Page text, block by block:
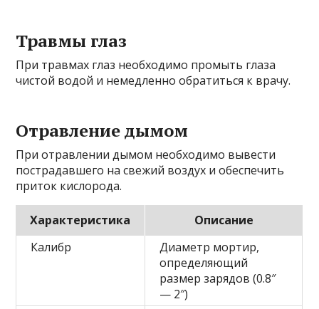
Травмы глаз
При травмах глаз необходимо промыть глаза
чистой водой и немедленно обратиться к врачу.
Отравление дымом
При отравлении дымом необходимо вывести
пострадавшего на свежий воздух и обеспечить
приток кислорода.
Характеристика
Описание
Калибр
Диаметр мортир,
определяющий
размер зарядов (0.8″
— 2″)